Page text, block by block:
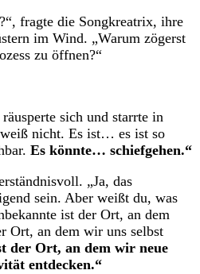
fragte die Songkreatrix, ihre
im Wind. „Warum zögerst
zu öffnen?“
sich und starrte in
nicht. Es ist… es ist so
Es könnte… schiefgehen.“
„Ja, das
sein. Aber weißt du, was
ist der Ort, an dem
Ort, an dem wir uns selbst
der Ort, an dem wir neue
entdecken.“